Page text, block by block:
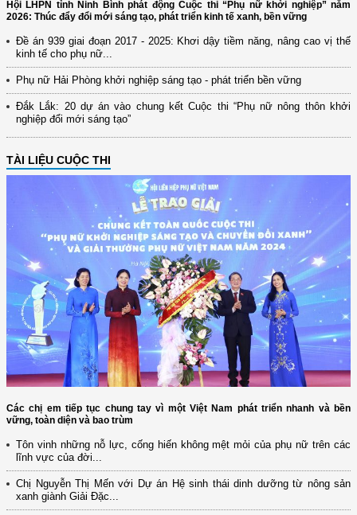
Hội LHPN tỉnh Ninh Bình phát động Cuộc thi “Phụ nữ khởi nghiệp” năm
2026: Thúc đẩy đổi mới sáng tạo, phát triển kinh tế xanh, bền vững
Đề án 939 giai đoạn 2017 - 2025: Khơi dậy tiềm năng, nâng cao vị thế
kinh tế cho phụ nữ...
Phụ nữ Hải Phòng khởi nghiệp sáng tạo - phát triển bền vững
Đắk Lắk: 20 dự án vào chung kết Cuộc thi “Phụ nữ nông thôn khởi
nghiệp đổi mới sáng tạo”
TÀI LIỆU CUỘC THI
Các chị em tiếp tục chung tay vì một Việt Nam phát triển nhanh và bền
vững, toàn diện và bao trùm
Tôn vinh những nỗ lực, cống hiến không mệt mỏi của phụ nữ trên các
lĩnh vực của đời...
Chị Nguyễn Thị Mến với Dự án Hệ sinh thái dinh dưỡng từ nông sản
xanh giành Giải Đặc...